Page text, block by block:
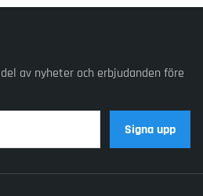
av nyheter och erbjudanden före
Signa upp